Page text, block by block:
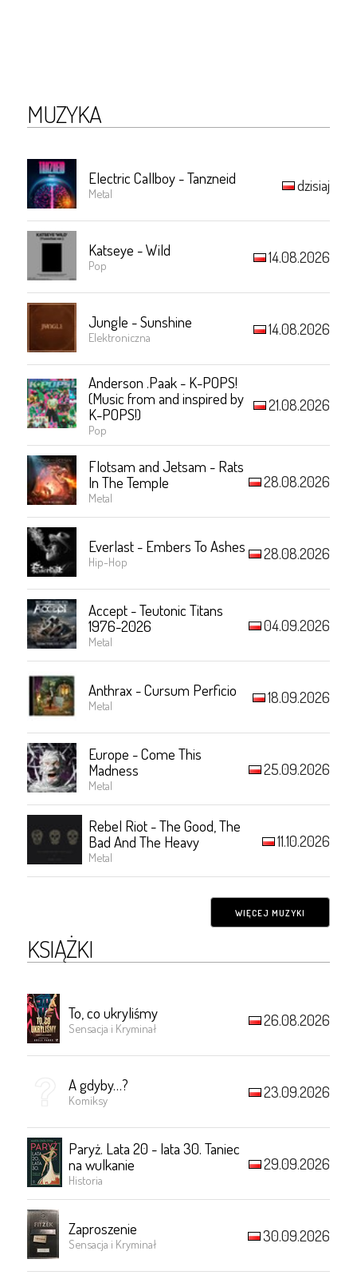
MUZYKA
Electric Callboy - Tanzneid
Metal dzisiaj
Katseye - Wild
Pop 14.08.2026
Jungle - Sunshine
Elektroniczna 14.08.2026
Anderson .Paak - K-POPS!
(Music from and inspired by
K-POPS!)
Pop
21.08.2026
Flotsam and Jetsam - Rats
In The Temple
Metal
28.08.2026
Everlast - Embers To Ashes
Hip-Hop 28.08.2026
Accept - Teutonic Titans
1976-2026
Metal
04.09.2026
Anthrax - Cursum Perficio
Metal 18.09.2026
Europe - Come This
Madness
Metal
25.09.2026
Rebel Riot - The Good, The
Bad And The Heavy
Metal
11.10.2026
WIĘCEJ MUZYKI
KSIĄŻKI
To, co ukryliśmy
Sensacja i Kryminał 26.08.2026
A gdyby…?
Komiksy 23.09.2026
Paryż. Lata 20 - lata 30. Taniec
na wulkanie
Historia
29.09.2026
Zaproszenie
Sensacja i Kryminał 30.09.2026